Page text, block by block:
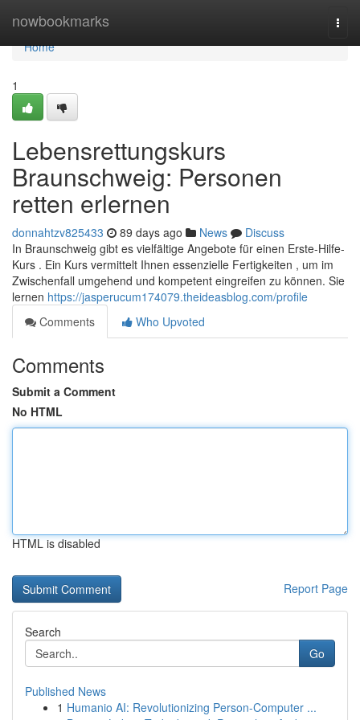
nowbookmarks
Home
Home
1
Lebensrettungskurs
Braunschweig: Personen
retten erlernen
donnahtzv825433 89 days ago News
Discuss
In Braunschweig gibt es vielfältige Angebote für einen Erste-Hilfe-
Kurs . Ein Kurs vermittelt Ihnen essenzielle Fertigkeiten , um im
Zwischenfall umgehend und kompetent eingreifen zu können. Sie
lernen https://jasperucum174079.theideasblog.com/profile
Comments
Who Upvoted
Comments
Submit a Comment
No HTML
HTML is disabled
Report Page
Search
Go
Published News
1 Humanio AI: Revolutionizing Person-Computer ...